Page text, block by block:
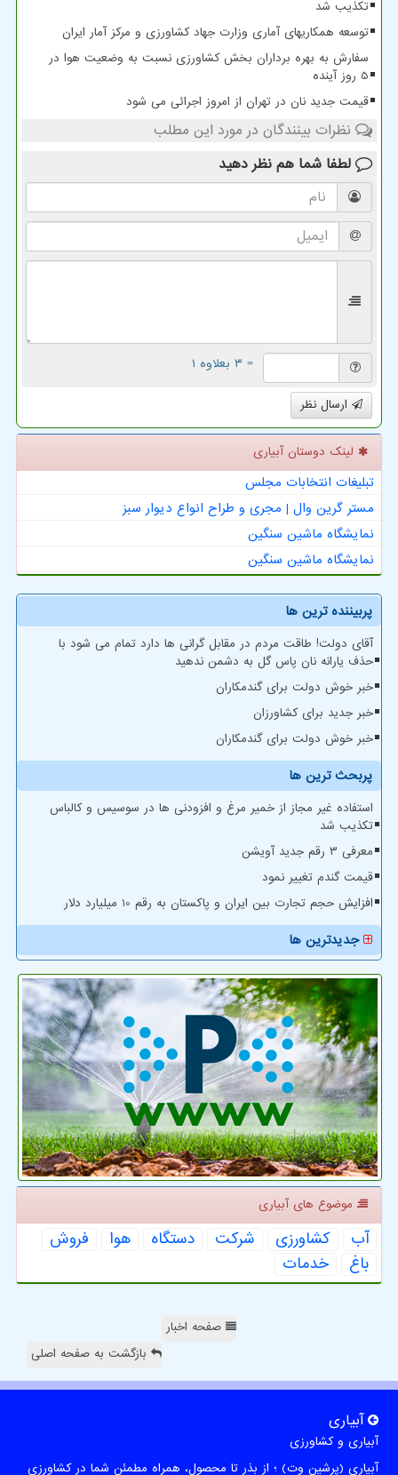
تکذیب شد
توسعه همکاریهای آماری وزارت جهاد کشاورزی و مرکز آمار ایران
سفارش به بهره برداران بخش کشاورزی نسبت به وضعیت هوا در
5 روز آینده
قیمت جدید نان در تهران از امروز اجرائی می شود
نظرات بینندگان در مورد این مطلب
لطفا شما هم نظر دهید
= ۳ بعلاوه ۱
ارسال نظر
لینک دوستان آبیاری
تبلیغات انتخابات مجلس
مستر گرین وال | مجری و طراح انواع دیوار سبز
نمایشگاه ماشین سنگین
نمایشگاه ماشین سنگین
پربیننده ترین ها
آقای دولت! طاقت مردم در مقابل گرانی ها دارد تمام می شود با
حذف یارانه نان پاس گل به دشمن ندهید
خبر خوش دولت برای گندمکاران
خبر جدید برای کشاورزان
خبر خوش دولت برای گندمکاران
پربحث ترین ها
استفاده غیر مجاز از خمیر مرغ و افزودنی ها در سوسیس و کالباس
تکذیب شد
معرفی ۳ رقم جدید آویشن
قیمت گندم تغییر نمود
افزایش حجم تجارت بین ایران و پاکستان به رقم 10 میلیارد دلار
جدیدترین ها
موضوع های آبیاری
آب كشاورزی شركت دستگاه هوا
فروش
باغ
خدمات
صفحه اخبار
بازگشت به صفحه اصلی
آبیاری
آبیاری و کشاورزی
آبیاری (پرشین وت) ؛ از بذر تا محصول، همراه مطمئن شما در کشاورزی